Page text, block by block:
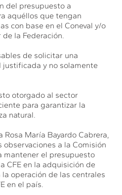
del presupuesto a
aquéllos que tengan
con base en el Coneval y/o
la Federación.
de solicitar una
y no solamente
otorgado al sector
para garantizar la
natural.
María Bayardo Cabrera,
observaciones a la Comisión
mantener el presupuesto
CFE en la adquisición de
operación de las centrales
en el país.